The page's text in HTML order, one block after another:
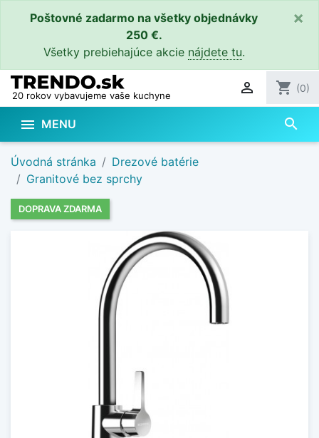
Poštovné zadarmo na všetky objednávky
250 €.
Všetky prebiehajúce akcie nájdete tu.
×
20 rokov vybavujeme vaše kuchyne  shopping_cart (0)
 MENU search
Úvodná stránka
Drezové batérie
Granitové bez sprchy
DOPRAVA ZDARMA